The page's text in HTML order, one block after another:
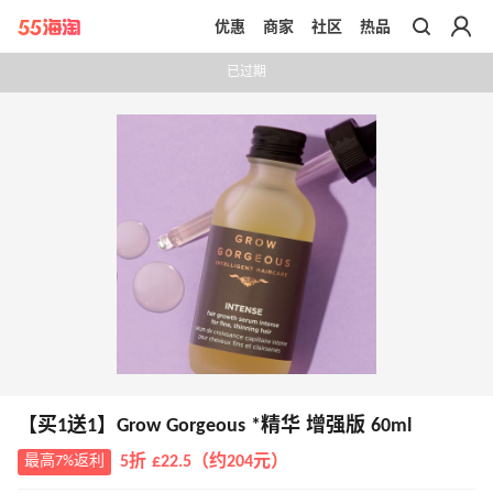
带你去官网买正品
优惠 商家 社区 热品
已过期
【买1送1】Grow Gorgeous *精华 增强版 60ml
最高7%返利 5折 £22.5（约204元）